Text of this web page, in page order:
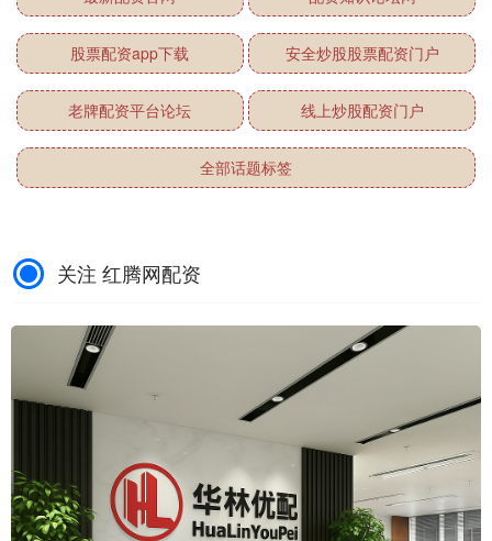
股票配资app下载 安全炒股股票配资门户
老牌配资平台论坛 线上炒股配资门户
全部话题标签
关注 红腾网配资